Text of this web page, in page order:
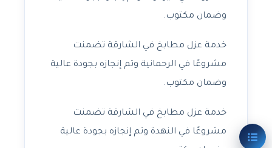
وضمان مكتوب.
خدمة عزل مطابخ في الشارقة تضمنت
مشروعًا في الرحمانية وتم إنجازه بجودة عالية
وضمان مكتوب.
خدمة عزل مطابخ في الشارقة تضمنت
مشروعًا في النهدة وتم إنجازه بجودة عالية